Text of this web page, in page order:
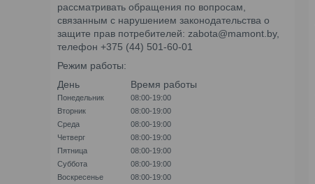
рассматривать обращения по вопросам,
связанным с нарушением законодательства о
защите прав потребителей: zabota@mamont.by,
телефон +375 (44) 501-60-01
Режим работы:
День
Время работы
Понедельник
08:00-19:00
Вторник
08:00-19:00
Среда
08:00-19:00
Четверг
08:00-19:00
Пятница
08:00-19:00
Суббота
08:00-19:00
Воскресенье
08:00-19:00